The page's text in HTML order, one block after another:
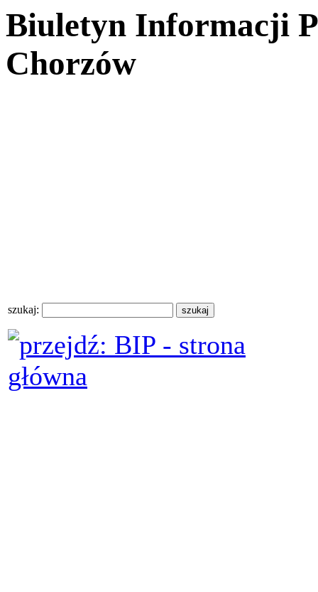
Biuletyn Informacji
Chorzów
szukaj: